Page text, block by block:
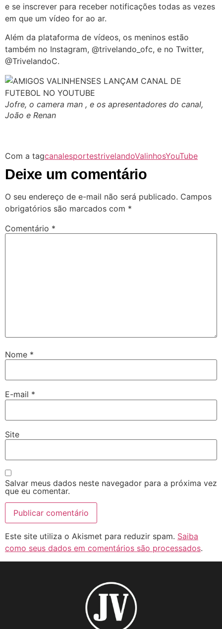
e se inscrever para receber notificações todas as vezes
em que um vídeo for ao ar.
Além da plataforma de vídeos, os meninos estão
também no Instagram, @trivelando_ofc, e no Twitter,
@TrivelandoC.
Jofre, o camera man , e os apresentadores do canal,
João e Renan
Com a tagcanalesportestrivelandoValinhosYouTube
Deixe um comentário
O seu endereço de e-mail não será publicado. Campos
obrigatórios são marcados com *
Comentário *
Nome *
E-mail *
Site
Salvar meus dados neste navegador para a próxima vez
que eu comentar.
Este site utiliza o Akismet para reduzir spam. Saiba
como seus dados em comentários são processados.